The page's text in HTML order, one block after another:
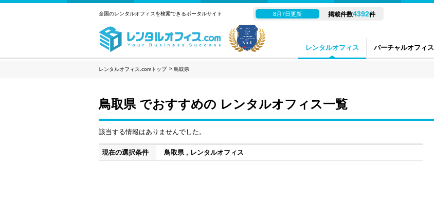
レンタルオフィス バーチャルオフィス
全国のレンタルオフィスを検索できるポータルサイト 8月7日更新 掲載件数4392件
レンタルオフィス.comトップ 鳥取県
鳥取県 でおすすめの レンタルオフィス一覧
該当する情報はありませんでした。
現在の選択条件 鳥取県 , レンタルオフィス